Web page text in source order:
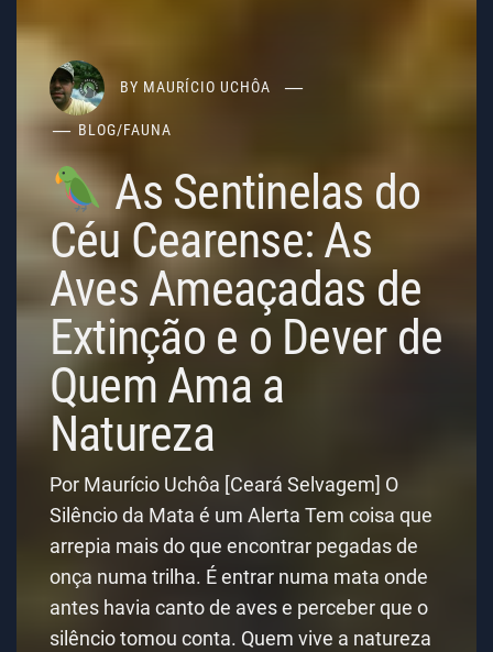
BY MAURÍCIO UCHÔA
BLOG/FAUNA
As Sentinelas do
Céu Cearense: As
Aves Ameaçadas de
Extinção e o Dever de
Quem Ama a
Natureza
Por Maurício Uchôa [Ceará Selvagem] O
Silêncio da Mata é um Alerta Tem coisa que
arrepia mais do que encontrar pegadas de
onça numa trilha. É entrar numa mata onde
antes havia canto de aves e perceber que o
silêncio tomou conta. Quem vive a natureza